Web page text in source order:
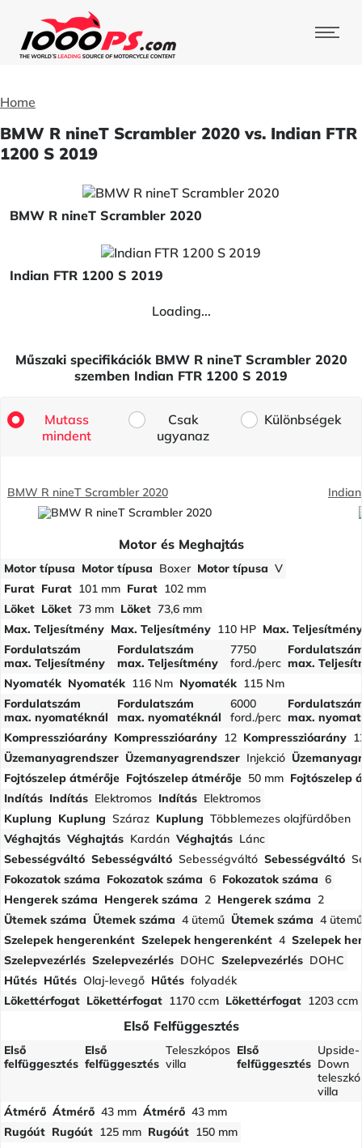
Home
BMW R nineT Scrambler 2020 vs. Indian FTR
1200 S 2019
BMW R nineT Scrambler 2020
Indian FTR 1200 S 2019
Loading...
Műszaki specifikációk BMW R nineT Scrambler 2020
szemben Indian FTR 1200 S 2019
Mutass
mindent
Csak
ugyanaz
Különbségek
BMW R nineT Scrambler 2020
Motor és Meghajtás
Motor típusa Motor típusa Boxer Motor típusa V
Furat Furat 101 mm Furat 102 mm
Löket Löket 73 mm Löket 73,6 mm
Max. Teljesítmény Max. Teljesítmény 110 HP Max. Teljesítmény
Fordulatszám
max. Teljesítmény
Fordulatszám
max. Teljesítmény
7750
ford./perc max.
Nyomaték Nyomaték 116 Nm Nyomaték 115 Nm
Fordulatszám
max. nyomatéknál
Fordulatszám
max. nyomatéknál
6000
ford./perc max.
Kompresszióarány Kompresszióarány 12 Kompresszióarány
Üzemanyagrendszer Üzemanyagrendszer Injekció
Fojtószelep átmérője Fojtószelep átmérője 50 mm Fojtószelep
Indítás Indítás Elektromos Indítás Elektromos
Kuplung Kuplung Száraz Kuplung Többlemezes olajfürdőben
Véghajtás Véghajtás Kardán Véghajtás Lánc
Sebességváltó Sebességváltó Sebességváltó Sebességváltó
Fokozatok száma Fokozatok száma 6 Fokozatok száma 6
Hengerek száma Hengerek száma 2 Hengerek száma 2
Ütemek száma Ütemek száma 4 ütemű Ütemek száma 4 ütemű
Szelepek hengerenként Szelepek hengerenként 4 Szelepek
Szelepvezérlés Szelepvezérlés DOHC Szelepvezérlés DOHC
Hűtés Hűtés Olaj-levegő Hűtés folyadék
Lökettérfogat Lökettérfogat 1170 ccm Lökettérfogat 1203 ccm
Első Felfüggesztés
Első
felfüggesztés
Első
felfüggesztés
Teleszkópos
villa
Első
felfüggesztés
Upside-
Down
villa
Átmérő Átmérő 43 mm Átmérő 43 mm
Rugóút Rugóút 125 mm Rugóút 150 mm